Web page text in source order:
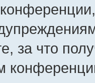
за что